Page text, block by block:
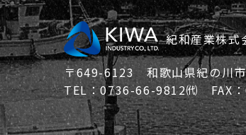
紀和産業株式
〒649-6123 和歌山県紀の川
TEL：0736-66-9812㈹ FAX